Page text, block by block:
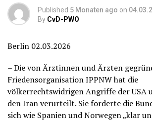
Published 5 Monaten ago on
By CvD-PWO
Berlin 02.03.2026
– Die von Ärztinnen und Ärzten
Friedensorganisation IPPNW hat die
völkerrechtswidrigen Angriffe der USA
den Iran verurteilt. Sie forderte die
sich wie Spanien und Norwegen „klar